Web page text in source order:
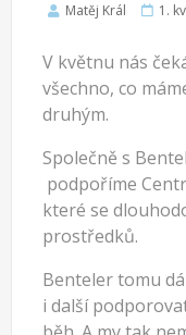
Matěj Král 1.
V květnu nás
všechno, co
druhým.
Společně s
podpoříme
které se
prostředků.
Benteler tomu
i další